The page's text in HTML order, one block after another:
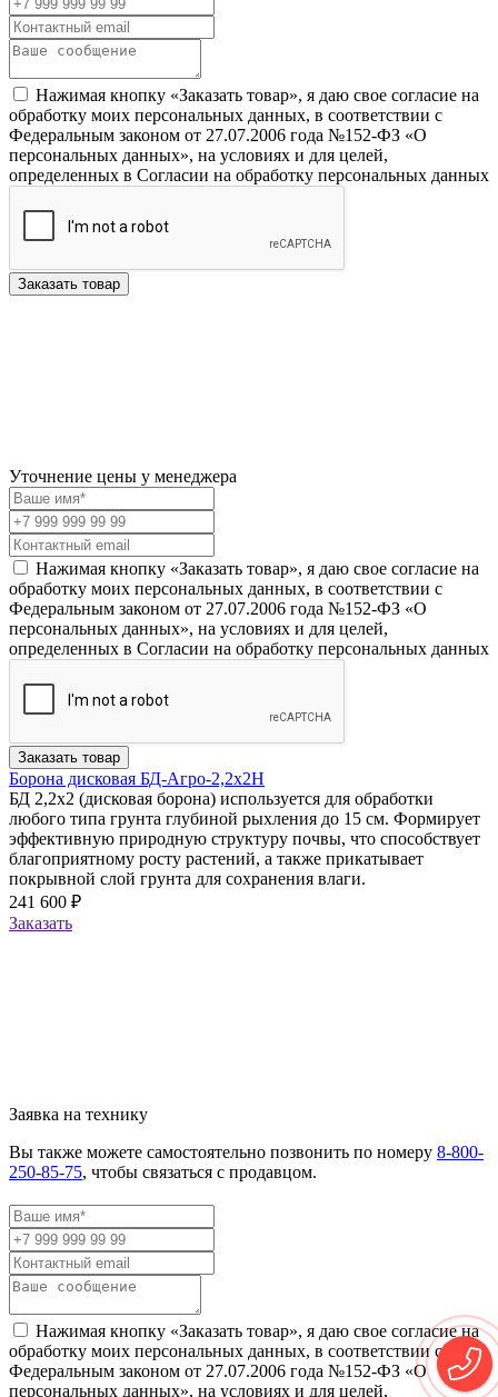
Нажимая кнопку «Заказать товар», я даю свое согласие на
обработку моих персональных данных, в соответствии с
Федеральным законом от 27.07.2006 года №152-ФЗ «О
персональных данных», на условиях и для целей,
определенных в Согласии на обработку персональных данных
Заказать товар
Уточнение цены у менеджера
Нажимая кнопку «Заказать товар», я даю свое согласие на
обработку моих персональных данных, в соответствии с
Федеральным законом от 27.07.2006 года №152-ФЗ «О
персональных данных», на условиях и для целей,
определенных в Согласии на обработку персональных данных
Заказать товар
Борона дисковая БД-Агро-2,2х2Н
БД 2,2х2 (дисковая борона) используется для обработки
любого типа грунта глубиной рыхления до 15 см. Формирует
эффективную природную структуру почвы, что способствует
благоприятному росту растений, а также прикатывает
покрывной слой грунта для сохранения влаги.
241 600 ₽
Заказать
Заявка на технику
Вы также можете самостоятельно позвонить по номеру 8-800-
250-85-75, чтобы связаться с продавцом.
Нажимая кнопку «Заказать товар», я даю свое согласие на
обработку моих персональных данных, в соответствии с
Федеральным законом от 27.07.2006 года №152-ФЗ «О
персональных данных», на условиях и для целей,